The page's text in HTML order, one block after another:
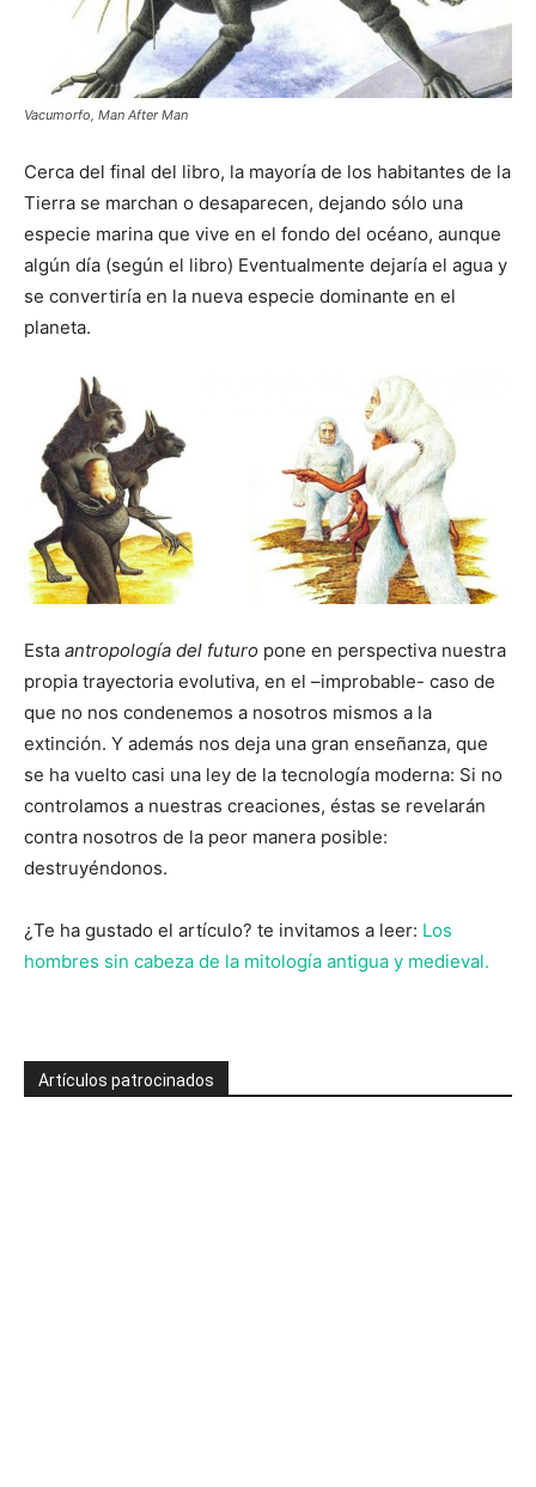
Vacumorfo, Man After Man
Cerca del final del libro, la mayoría de los habitantes de la
Tierra se marchan o desaparecen, dejando sólo una
especie marina que vive en el fondo del océano, aunque
algún día (según el libro) Eventualmente dejaría el agua y
se convertiría en la nueva especie dominante en el
planeta.
Esta antropología del futuro pone en perspectiva nuestra
propia trayectoria evolutiva, en el –improbable- caso de
que no nos condenemos a nosotros mismos a la
extinción. Y además nos deja una gran enseñanza, que
se ha vuelto casi una ley de la tecnología moderna: Si no
controlamos a nuestras creaciones, éstas se revelarán
contra nosotros de la peor manera posible:
destruyéndonos.
¿Te ha gustado el artículo? te invitamos a leer: Los
hombres sin cabeza de la mitología antigua y medieval.
Artículos patrocinados